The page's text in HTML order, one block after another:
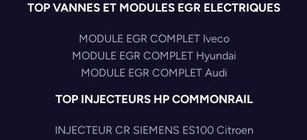
TOP VANNES ET MODULES EGR ELECTRIQUES
MODULE EGR COMPLET Iveco
MODULE EGR COMPLET Hyundai
MODULE EGR COMPLET Audi
TOP INJECTEURS HP COMMONRAIL
INJECTEUR CR SIEMENS ES100 Citroen